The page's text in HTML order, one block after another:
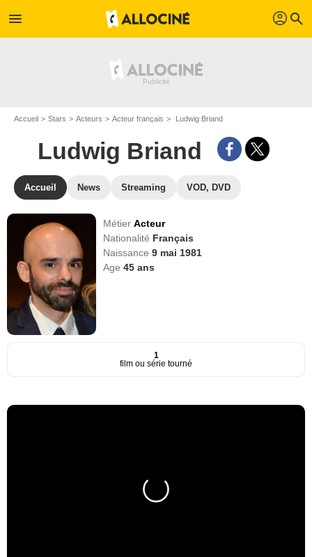
menu profil search
Accueil Stars Acteurs Acteur français Ludwig Briand
Ludwig Briand
Accueil News Streaming VOD, DVD
MétierActeur
Nationalité Français
Naissance9 mai 1981
Age45 ans
1
film ou série tourné